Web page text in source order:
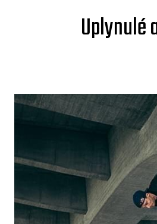
Uplynulé